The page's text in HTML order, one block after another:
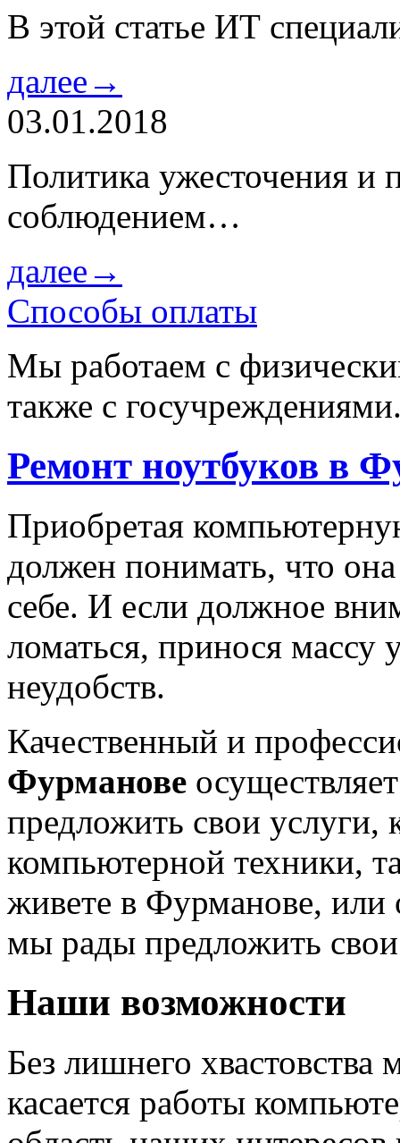
В этой статье ИТ
далее→
03.01.2018
Политика ужесточения и
соблюдением…
далее→
Способы оплаты
Мы работаем с
также с
Ремонт ноутбуков в
Приобретая
должен понимать, что
себе. И если должное
ломаться, принося массу
неудобств.
Качественный и
Фурманове
предложить свои услуги,
компьютерной техники,
живете в Фурманове, или
мы рады предложить
Наши возможности
Без лишнего хвастовства
касается работы